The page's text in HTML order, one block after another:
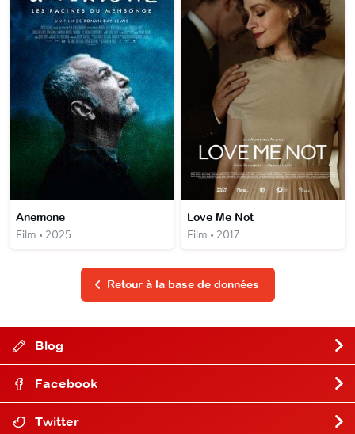
Anemone
Film • 2025
Love Me Not
Film • 2017
Retour à la base de données
Blog
Facebook
Twitter